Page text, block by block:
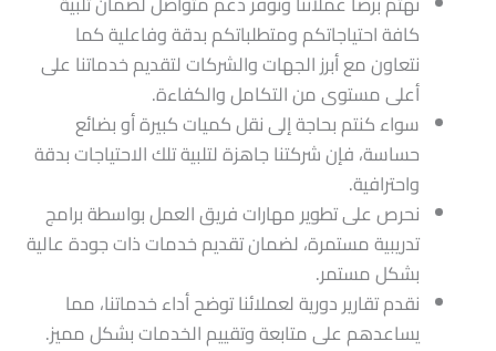
كافة احتياجاتكم ومتطلباتكم بدقة وفاعلية كما
نتعاون مع أبرز الجهات والشركات لتقديم خدماتنا على
أعلى مستوى من التكامل والكفاءة.
سواء كنتم بحاجة إلى نقل كميات كبيرة أو بضائع
حساسة، فإن شركتنا جاهزة لتلبية تلك الاحتياجات بدقة
واحترافية.
نحرص على تطوير مهارات فريق العمل بواسطة برامج
تدريبية مستمرة، لضمان تقديم خدمات ذات جودة عالية
بشكل مستمر.
نقدم تقارير دورية لعملائنا توضح أداء خدماتنا، مما
يساعدهم على متابعة وتقييم الخدمات بشكل مميز.